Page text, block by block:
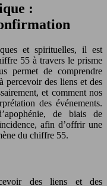
:
et spirituelles, il est
55 à travers le prisme
permet de comprendre
percevoir des liens et des
et comment nos
des événements.
de biais de
afin d’offrir une
du chiffre 55.
des liens et des